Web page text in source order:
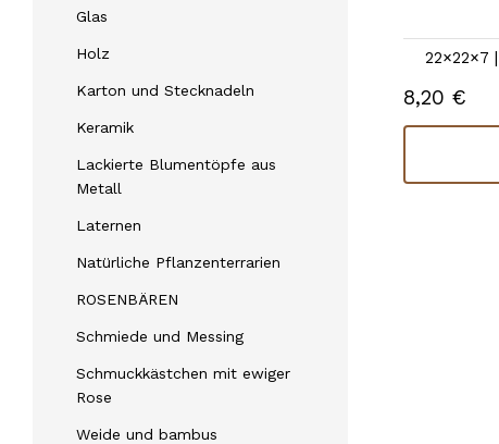
Glas
Holz
Karton und Stecknadeln
Keramik
Lackierte Blumentöpfe aus
Metall
Laternen
Natürliche Pflanzenterrarien
ROSENBÄREN
Schmiede und Messing
Schmuckkästchen mit ewiger
Rose
Weide und bambus
15×13×9 |
5,41 €
Kaufen
22×22×7 |
8,20 €